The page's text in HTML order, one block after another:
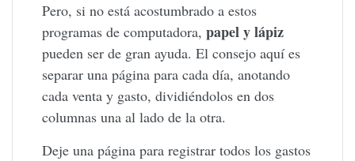
Pero, si no está acostumbrado a estos
programas de computadora,papel y lápiz
pueden ser de gran ayuda. El consejo aquí es
separar una página para cada día, anotando
cada venta y gasto, dividiéndolos en dos
columnas una al lado de la otra.
Deje una página para registrar todos los gastos